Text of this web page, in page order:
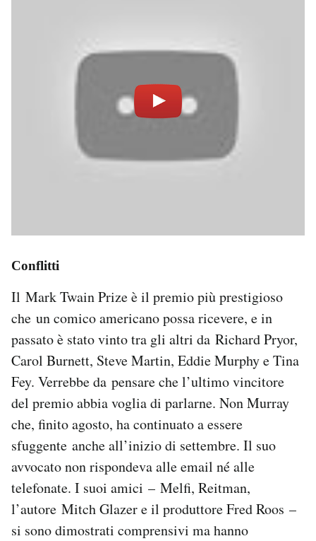
Conflitti
Il Mark Twain Prize è il premio più prestigioso
che un comico americano possa ricevere, e in
passato è stato vinto tra gli altri da Richard Pryor,
Carol Burnett, Steve Martin, Eddie Murphy e Tina
Fey. Verrebbe da pensare che l’ultimo vincitore
del premio abbia voglia di parlarne. Non Murray
che, finito agosto, ha continuato a essere
sfuggente anche all’inizio di settembre. Il suo
avvocato non rispondeva alle email né alle
telefonate. I suoi amici – Melfi, Reitman,
l’autore Mitch Glazer e il produttore Fred Roos –
si sono dimostrati comprensivi ma hanno